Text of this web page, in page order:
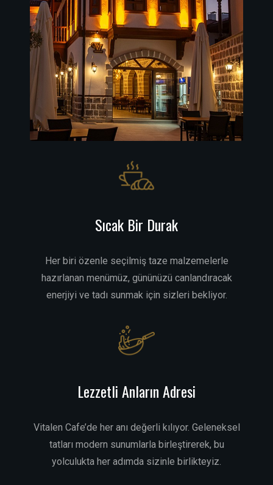
Sıcak Bir Durak
Her biri özenle seçilmiş taze malzemelerle
hazırlanan menümüz, gününüzü canlandıracak
enerjiyi ve tadı sunmak için sizleri bekliyor.
Lezzetli Anların Adresi
Vitalen Cafe’de her anı değerli kılıyor. Geleneksel
tatları modern sunumlarla birleştirerek, bu
yolculukta her adımda sizinle birlikteyiz.